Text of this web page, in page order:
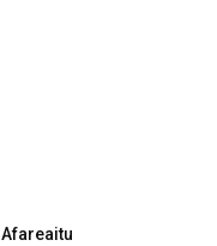
Afareaitu